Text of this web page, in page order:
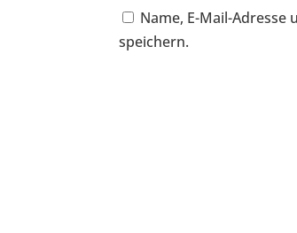
Name, E-Mail-
speichern.